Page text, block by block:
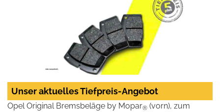
Unser aktuelles Tiefpreis-Angebot
Opel Original Bremsbeläge by Mopar® (vorn), zum